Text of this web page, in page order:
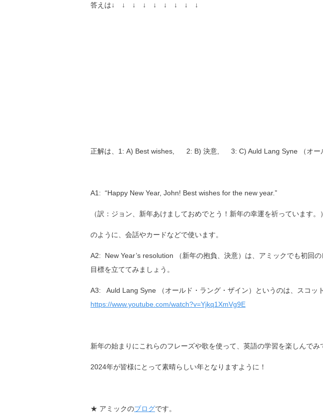
答えは↓ ↓ ↓ ↓ ↓ ↓ ↓ ↓ ↓
正解は、1: A) Best wishes, 2: B) 決意, 3: C) Auld Lang Syne （オール
A1: “Happy New Year, John! Best wishes for the new year.”
（訳：ジョン、新年あけましておめでとう！新年の幸運を祈っています。）
のように、会話やカードなどで使います。
A2: New Year’s resolution （新年の抱負、決意）は、アミックでも初回
目標を立ててみましょう。
A3: Auld Lang Syne （オールド・ラング・ザイン）
というのは、スコッ
https://www.youtube.com/watch?v=Yjkq1XmVg9E
新年の始まりにこれらのフレーズや歌を使って、英語の学習を楽しんでみ
2024年が皆様にとって素晴らしい年となりますように！
★ アミックのブログです。